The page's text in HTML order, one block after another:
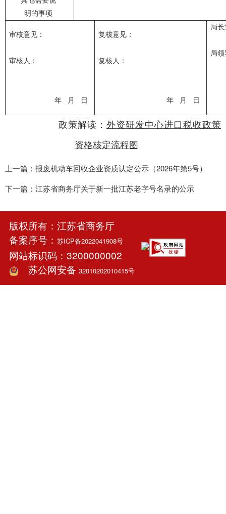
明的事项
审核意见：
审核人：
年 月 日
复核意见：
复核人：
年 月 日
局
局
政策解读： 外资研发中心进口税收政策
资格核定流程图
上一篇：报废机动车回收企业资质认定公示（2026年第5号）
下一篇：江苏省商务厅关于新一批江苏老字号名录的公示
版权所有：江苏省商务厅
备案序号： 苏ICP备2022041908号
网站标识码：3200000002
苏公网安备 32010202010415号